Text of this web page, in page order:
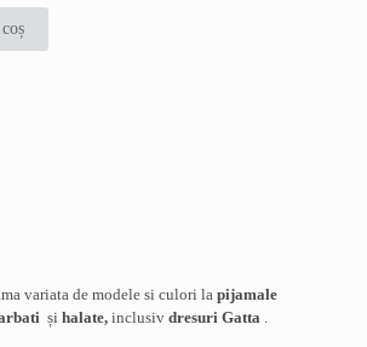
variata de modele si culori la pijamale
și halate, inclusiv dresuri Gatta .